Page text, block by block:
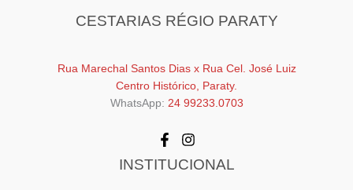
CESTARIAS RÉGIO PARATY
Rua Marechal Santos Dias x Rua Cel. José Luiz
Centro Histórico, Paraty.
WhatsApp: 24 99233.0703
INSTITUCIONAL